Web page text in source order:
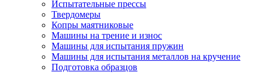
Испытательные прессы
Твердомеры
Копры маятниковые
Машины на трение и износ
Машины для испытания пружин
Машины для испытания металлов на кручение
Подготовка образцов